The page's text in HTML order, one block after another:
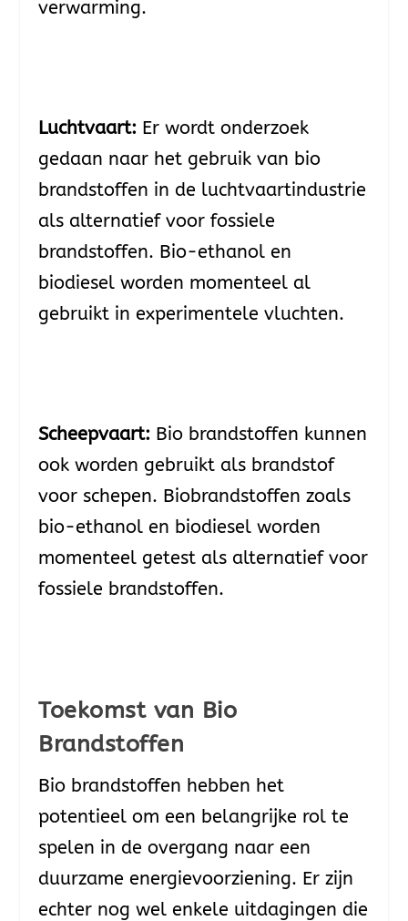
verwarming.
Luchtvaart: Er wordt onderzoek
gedaan naar het gebruik van bio
brandstoffen in de luchtvaartindustrie
als alternatief voor fossiele
brandstoffen. Bio-ethanol en
biodiesel worden momenteel al
gebruikt in experimentele vluchten.
Scheepvaart: Bio brandstoffen kunnen
ook worden gebruikt als brandstof
voor schepen. Biobrandstoffen zoals
bio-ethanol en biodiesel worden
momenteel getest als alternatief voor
fossiele brandstoffen.
Toekomst van Bio
Brandstoffen
Bio brandstoffen hebben het
potentieel om een belangrijke rol te
spelen in de overgang naar een
duurzame energievoorziening. Er zijn
echter nog wel enkele uitdagingen die